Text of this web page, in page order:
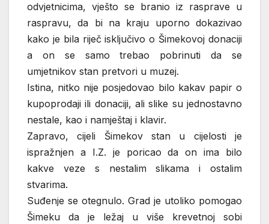
odvjetnicima, vješto se branio iz rasprave u
raspravu, da bi na kraju uporno dokazivao
kako je bila riječ isključivo o Šimekovoj donaciji
a on se samo trebao pobrinuti da se
umjetnikov stan pretvori u muzej.
Istina, nitko nije posjedovao bilo kakav papir o
kupoprodaji ili donaciji, ali slike su jednostavno
nestale, kao i namještaj i klavir.
Zapravo, cijeli Šimekov stan u cijelosti je
ispražnjen a I.Z. je poricao da on ima bilo
kakve veze s nestalim slikama i ostalim
stvarima.
Suđenje se otegnulo. Grad je utoliko pomogao
Šimeku da je ležaj u više krevetnoj sobi